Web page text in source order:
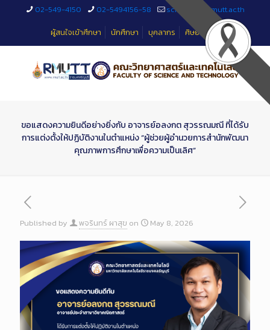
02-549-4150 02-5494156-58
sciteched@rmutt.ac.th
ผู้สนใจเข้าศึกษา
นักศึกษา บุคลากร ศิษย์เก่า
ขอแสดงความยินดีอย่างยิ่งกับ อาจารย์อลงกต สุวรรณมณี ที่ได้รับ
การแต่งตั้งให้ปฏิบัติงานในตำแหน่ง “ผู้ช่วยผู้อำนวยการสำนักพัฒนา
คุณภาพการศึกษาเพื่อความเป็นเลิศ”
Published by พจรินทร์ ผาสุข on May 8, 2026